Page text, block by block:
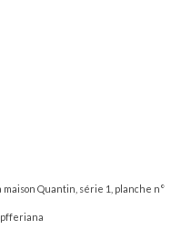
maison Quantin, série 1, planche n°